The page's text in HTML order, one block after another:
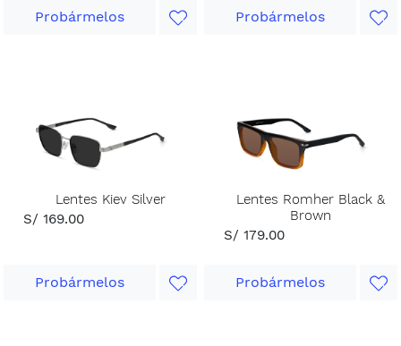
Probármelos Probármelos
Lentes Kiev Silver
S/ 169.00
Probármelos
Lentes Romher Black &
Brown
S/ 179.00
Probármelos